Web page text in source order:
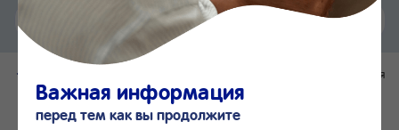
Чат24/7
Поделиться
Важная информация
перед тем как вы продолжите